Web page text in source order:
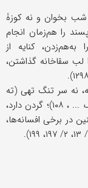
شب بخوان و نه کوزۀ
را هم‌زمان انجام
کسی را به‌هم‌زدن، کنایه از
کوزۀ کسی را لب سقاخانه گذاشتن،
نه سر تنگ تهی (ته
... ، ۱۰۸)؛ گردن دارد،
روده ندارد (کرزبر، ۲۰۹). همچنین در برخی افسانه‌ها،